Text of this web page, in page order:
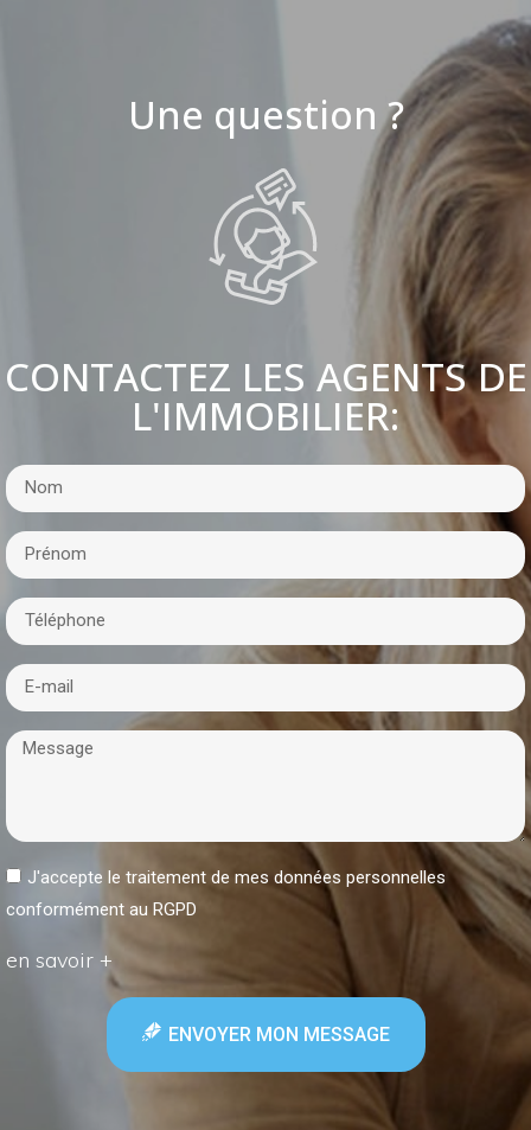
Une question ?
CONTACTEZ LES AGENTS DE
L'IMMOBILIER:
J'accepte le traitement de mes données personnelles
conformément au RGPD
en savoir +
ENVOYER MON MESSAGE